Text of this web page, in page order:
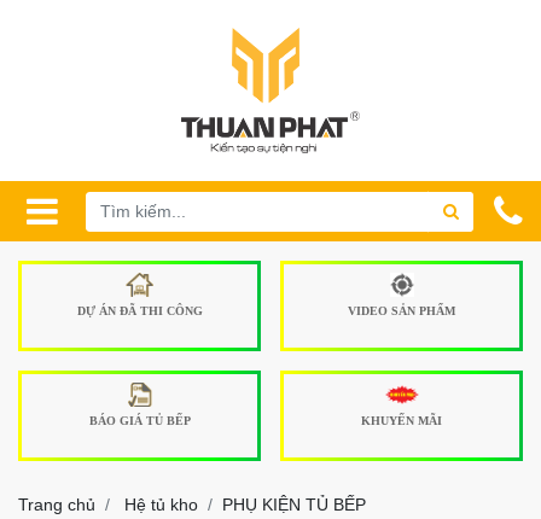
DỰ ÁN ĐÃ THI CÔNG VIDEO SẢN PHẨM
BÁO GIÁ TỦ BẾP KHUYẾN MÃI
Trang chủ Hệ tủ kho
PHỤ KIỆN TỦ BẾP